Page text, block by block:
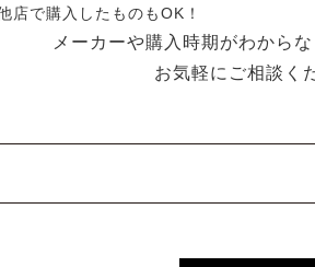
店で購入したものもOK！
メーカーや購入時期がわから
お気軽にご相談く